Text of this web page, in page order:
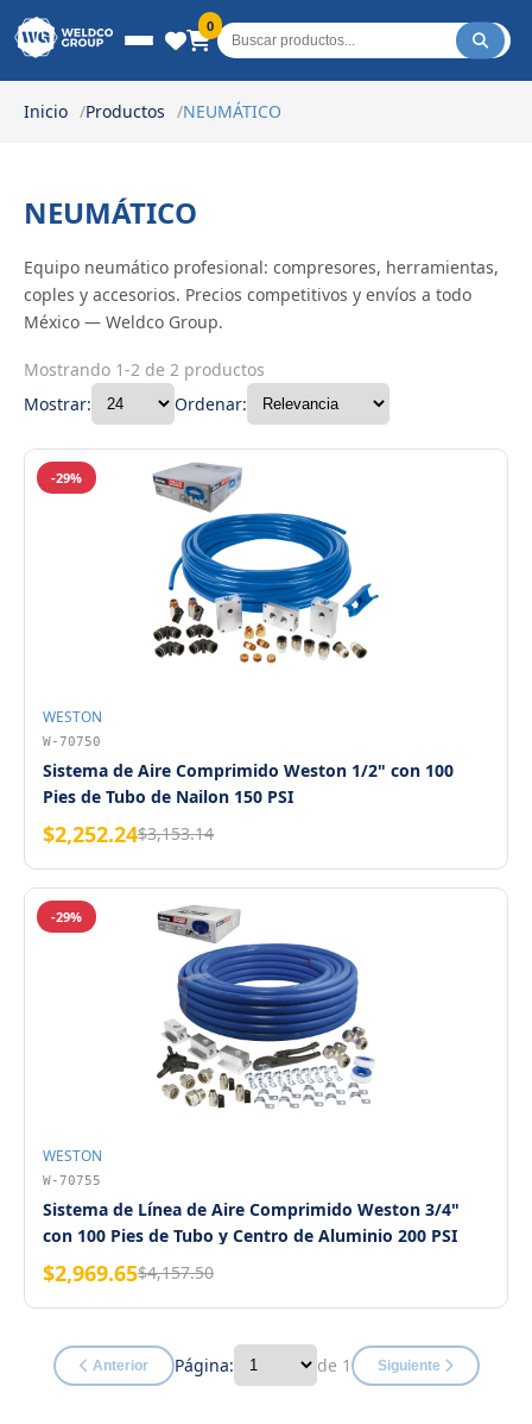
Weldco Group.
0
Inicio Productos NEUMÁTICO
NEUMÁTICO
Equipo neumático profesional: compresores, herramientas,
coples y accesorios. Precios competitivos y envíos a todo
México — Weldco Group.
Mostrando 1-2 de 2 productos
Mostrar:
Ordenar:
-29%
WESTON
W-70750
Sistema de Aire Comprimido Weston 1/2" con 100
Pies de Tubo de Nailon 150 PSI
$2,252.24$3,153.14
-29%
WESTON
W-70755
Sistema de Línea de Aire Comprimido Weston 3/4"
con 100 Pies de Tubo y Centro de Aluminio 200 PSI
$2,969.65$4,157.50
Anterior Página: de 1 Siguiente